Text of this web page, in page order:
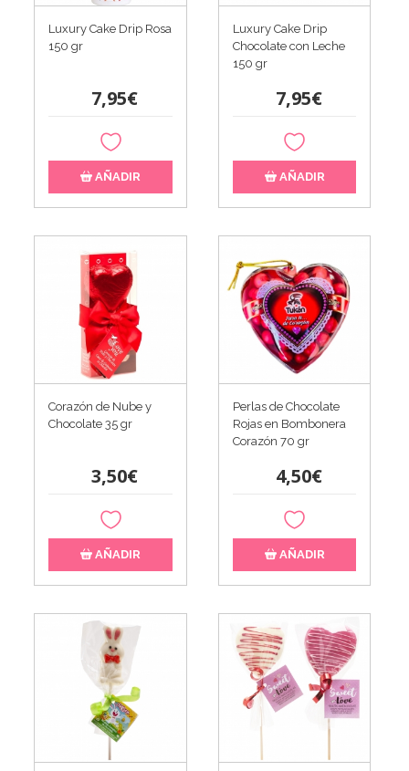
Luxury Cake Drip Rosa
150 gr
7,95€
AÑADIR
Luxury Cake Drip
Chocolate con Leche
150 gr
7,95€
AÑADIR
Corazón de Nube y
Chocolate 35 gr
3,50€
AÑADIR
Perlas de Chocolate
Rojas en Bombonera
Corazón 70 gr
4,50€
AÑADIR